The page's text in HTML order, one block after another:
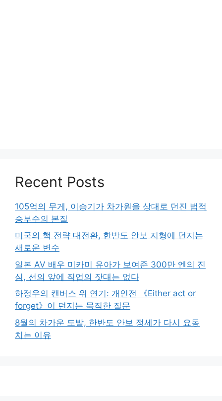
Recent Posts
105억의 무게, 이승기가 차가원을 상대로 던진 법적
승부수의 본질
미국의 핵 전략 대전환, 한반도 안보 지형에 던지는
새로운 변수
일본 AV 배우 미카미 유아가 보여준 300만 엔의 진
심, 선의 앞에 직업의 잣대는 없다
하정우의 캔버스 위 연기: 개인전 《Either act or
forget》이 던지는 묵직한 질문
8월의 차가운 도발, 한반도 안보 정세가 다시 요동
치는 이유